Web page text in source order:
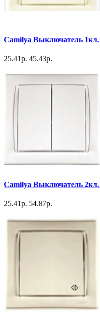
Camilya Выключатель
25.41р. 45.43р.
Camilya Выключатель
25.41р. 54.87р.